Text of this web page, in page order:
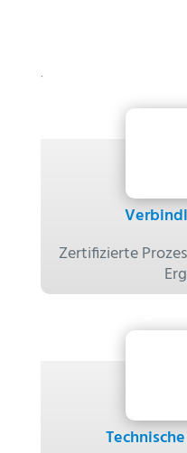
Worauf Sie sich
Zertifizierte